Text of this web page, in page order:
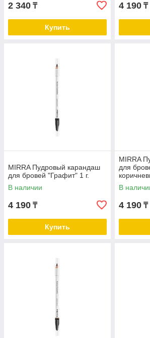
2 340 ₸
Купить
4 190 ₸
MIRRA Пудровый карандаш
для бровей "Графит" 1 г.
В наличии
4 190 ₸
Купить
MIRRA
для
В
4 190 ₸